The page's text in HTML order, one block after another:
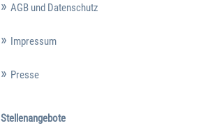
AGB und Datenschutz
Impressum
Presse
Stellenangebote